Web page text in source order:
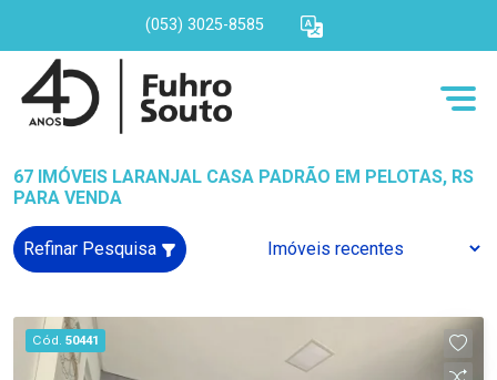
(053) 3025-8585
67 IMÓVEIS LARANJAL CASA PADRÃO EM PELOTAS, RS
PARA VENDA
Refinar Pesquisa
Cód. 50441